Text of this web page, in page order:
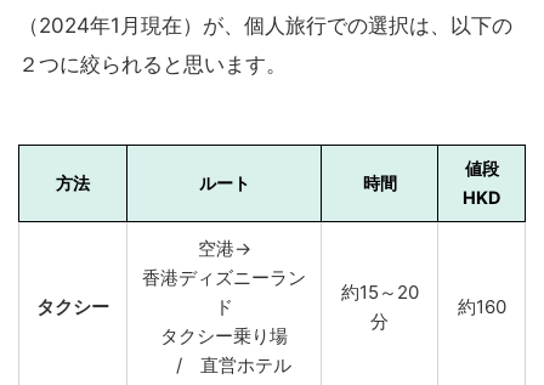
（2024年1月現在）が、個人旅行での選択は、以下の
２つに絞られると思います。
方法 ルート 時間
値段
HKD
タクシー
空港→
香港ディズニーラン
ド
タクシー乗り場
/ 直営ホテル
約15～20
分
約160